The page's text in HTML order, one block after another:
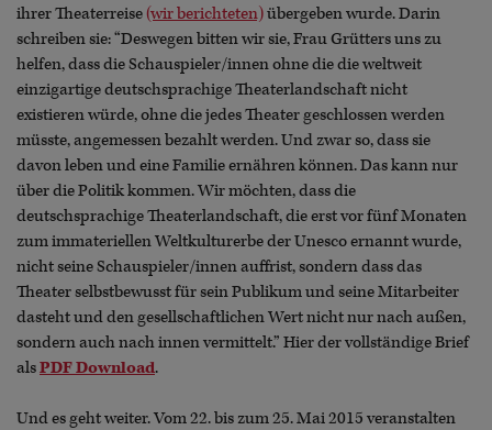
ihrer Theaterreise(wir berichteten)übergeben wurde. Darin
schreiben sie: “Deswegen bitten wir sie, Frau Grütters uns zu
helfen, dass die Schauspieler/innen ohne die die weltweit
einzigartige deutschsprachige Theaterlandschaft nicht
existieren würde, ohne die jedes Theater geschlossen werden
müsste, angemessen bezahlt werden. Und zwar so, dass sie
davon leben und eine Familie ernähren können. Das kann nur
über die Politik kommen. Wir möchten, dass die
deutschsprachige Theaterlandschaft, die erst vor fünf Monaten
zum immateriellen Weltkulturerbe der Unesco ernannt wurde,
nicht seine Schauspieler/innen auffrist, sondern dass das
Theater selbstbewusst für sein Publikum und seine Mitarbeiter
dasteht und den gesellschaftlichen Wert nicht nur nach außen,
sondern auch nach innen vermittelt.” Hier der vollständige Brief
alsPDF Download.
Und es geht weiter. Vom 22. bis zum 25. Mai 2015 veranstalten